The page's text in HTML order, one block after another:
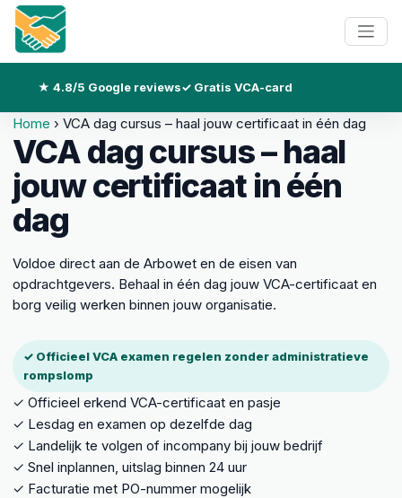
★ 4.8/5 Google reviews✓ Gratis VCA-card
Home › VCA dag cursus – haal jouw certificaat in één dag
VCA dag cursus – haal
jouw certificaat in één
dag
Voldoe direct aan de Arbowet en de eisen van
opdrachtgevers. Behaal in één dag jouw VCA-certificaat en
borg veilig werken binnen jouw organisatie.
✓ Officieel VCA examen regelen zonder administratieve
rompslomp
✓ Officieel erkend VCA-certificaat en pasje
✓ Lesdag en examen op dezelfde dag
✓ Landelijk te volgen of incompany bij jouw bedrijf
✓ Snel inplannen, uitslag binnen 24 uur
✓ Facturatie met PO-nummer mogelijk